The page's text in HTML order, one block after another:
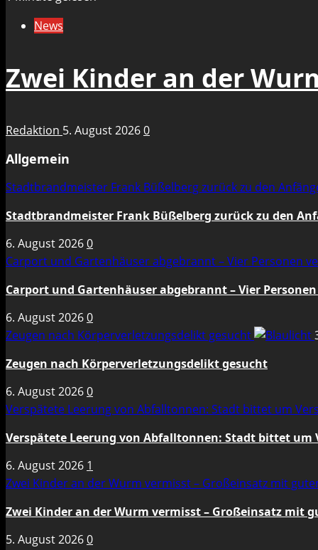
News
Zwei Kinder an der
Redaktion 5. August 20260
Allgemein
Stadtbrandmeister Frank Büßelberg zurück zu den
Stadtbrandmeister Frank Büßelberg zurück zu den
6. August 20260
Carport und Gartenhäuser abgebrannt – Vier Personen
Carport und Gartenhäuser abgebrannt – Vier
6. August 20260
Zeugen nach Körperverletzungsdelikt gesucht
Zeugen nach Körperverletzungsdelikt gesucht
6. August 20260
Verspätete Leerung von Abfalltonnen: Stadt bittet um
Verspätete Leerung von Abfalltonnen: Stadt bittet um
6. August 2026 1
Zwei Kinder an der Wurm vermisst – Großeinsatz mit
Zwei Kinder an der Wurm vermisst – Großeinsatz mit
5. August 20260